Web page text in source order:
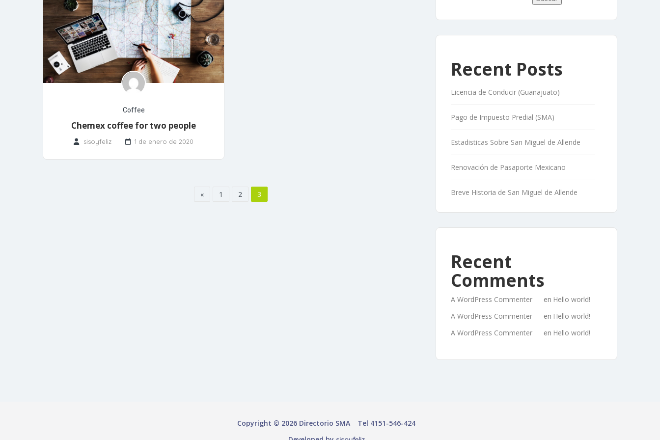
Coffee
Chemex coffee for two people
sisoyfeliz 1 de enero de 2020
« 1 2 3
Recent Posts
Licencia de Conducir (Guanajuato)
Pago de Impuesto Predial (SMA)
Estadisticas Sobre San Miguel de Allende
Renovación de Pasaporte Mexicano
Breve Historia de San Miguel de Allende
Recent
Comments
A WordPress Commenter en Hello world!
A WordPress Commenter
en Hello world!
A WordPress Commenter
en Hello world!
Copyright © 2026 Directorio SMA
Tel 4151-546-424